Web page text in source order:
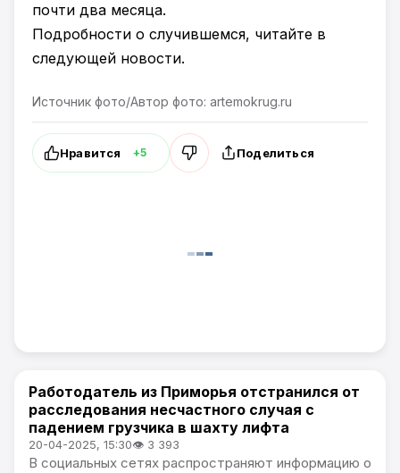
почти два месяца.
Подробности о случившемся, читайте в
следующей новости.
Источник фото/Автор фото: artemokrug.ru
Нравится +5 Поделиться
Проблемы города
Работодатель из Приморья отстранился от
расследования несчастного случая с
падением грузчика в шахту лифта
20-04-2025, 15:30👁 3 393
В социальных сетях распространяют информацию о